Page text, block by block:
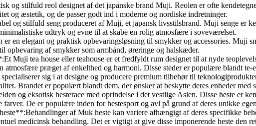
stilfuld reol designet af det japanske brand Muji. Reolen er ofte
og æstetik, og de passer godt ind i moderne og nordiske indretninger.
og stilfuld seng produceret af Muji, et japansk livsstilsbrand. Muji senge er
udtryk og evne til at skabe en rolig atmosfære i soveværelset.
elegant og praktisk opbevaringsløsning til smykker og accessories. Muji
opbevaring af smykker som armbånd, øreringe og halskæder.
Muji tea house eller teahouse er et fredfyldt rum designet til at nyde
præget af enkelthed og harmoni. Disse steder er populære blandt te-
sig i at designe og producere premium tilbehør til
Brandet er populært blandt dem, der ønsker at beskytte deres enheder med
og eksotisk hesterace med oprindelse i det vestlige Asien. Disse heste er
De er populære inden for hestesport og avl på grund af deres unikke
af Muk heste kan variere afhængigt af deres specifikke
medicinsk behandling. Det er vigtigt at give disse imponerende heste den